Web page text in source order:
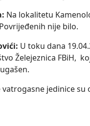
Na lokalitetu
nije bilo.
U toku dana
Želejeznica FBiH,
vatrogasne jedinice su